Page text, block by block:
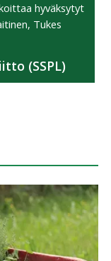
hyväksytyt
Tukes
(SSPL)